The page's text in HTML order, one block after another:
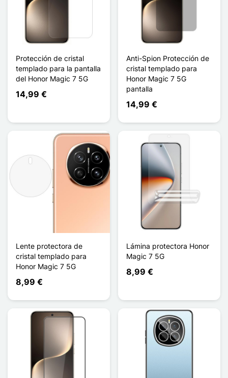
Protección de cristal
templado para la pantalla
del Honor Magic 7 5G
14,99 €
Anti-Spion Protección de
cristal templado para
Honor Magic 7 5G
pantalla
14,99 €
Lente protectora de
cristal templado para
Honor Magic 7 5G
8,99 €
Lámina protectora Honor
Magic 7 5G
8,99 €